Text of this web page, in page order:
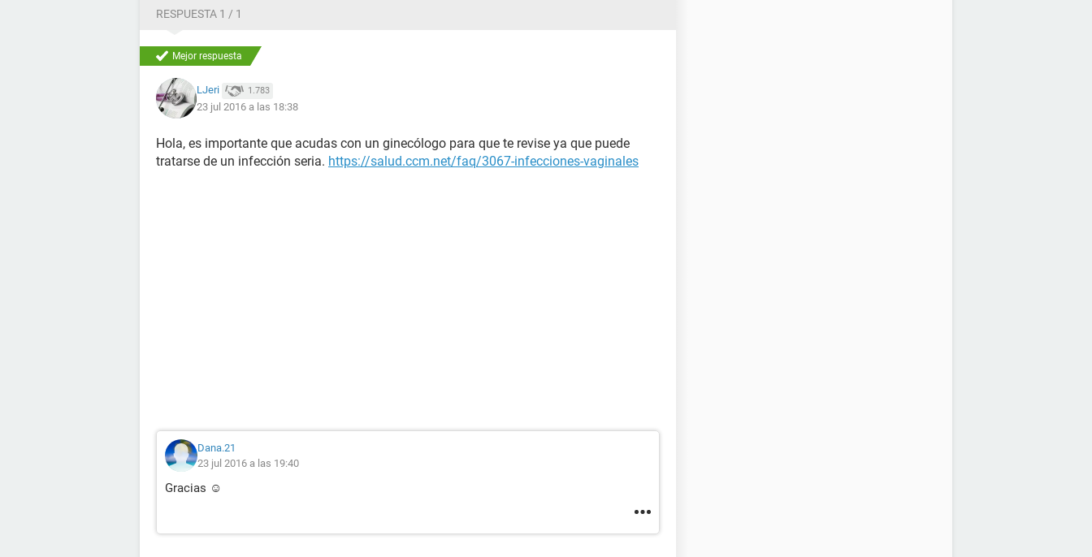
RESPUESTA 1 / 1
Mejor respuesta
LJeri 1.783
23 jul 2016 a las 18:38
Hola, es importante que acudas con un ginecólogo para que te revise ya que puede
tratarse de un infección seria. https://salud.ccm.net/faq/3067-infecciones-vaginales
Dana.21
23 jul 2016 a las 19:40
Gracias ☺